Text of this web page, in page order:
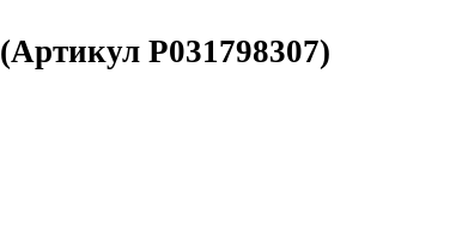
(Артикул P031798307)